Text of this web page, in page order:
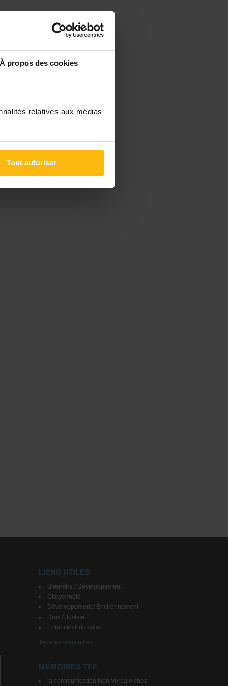
À propos des cookies
relatives aux médias
Tout autoriser
LIENS UTILES
Bien-être / Développement
Citoyenneté
Développement / Environnement
Droit / Justice
Enfance / Education
Tous les liens utiles
MÉMOIRES TFE
la communication Non Verbale chez